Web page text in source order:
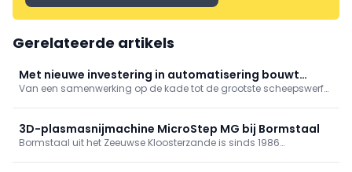
Gerelateerde artikels
Met nieuwe investering in automatisering bouwt
Gardec verder aan toekomst
Van een samenwerking op de kade tot de grootste scheepswerf
zet het bedrijf in op meer automatisering, precisie en capaciteit.
3D-plasmasnijmachine MicroStep MG bij Bormstaal
Bormstaal uit het Zeeuwse Kloosterzande is sinds 1986